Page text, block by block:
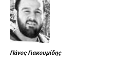
Πάνος Γιακουμίδης